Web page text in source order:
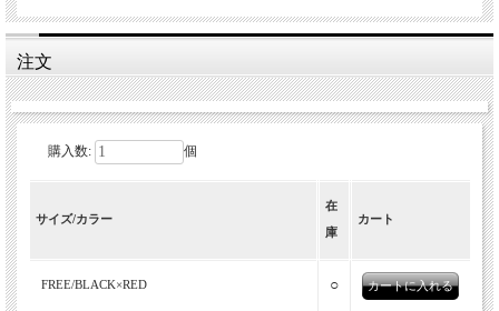
牛革に和紙をボンディングしたエクスク
ルーシブレザーで日本の美を表現した、
袱紗（ふくさ）モチーフの所作の三つ折
注文
購入数: 個
サイズ/カラー
在
庫
カート
FREE/BLACK×RED ○